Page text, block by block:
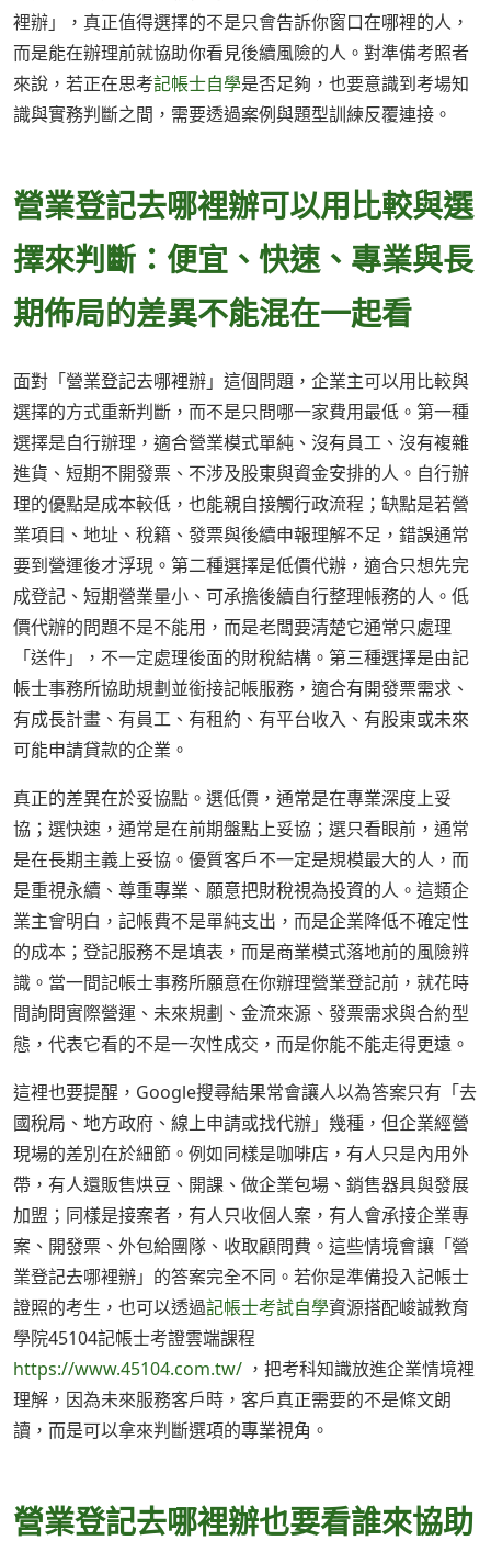
裡辦」，真正值得選擇的不是只會告訴你窗口在哪裡的人，
而是能在辦理前就協助你看見後續風險的人。對準備考照者
來說，若正在思考記帳士自學是否足夠，也要意識到考場知
識與實務判斷之間，需要透過案例與題型訓練反覆連接。
營業登記去哪裡辦可以用比較與選
擇來判斷：便宜、快速、專業與長
期佈局的差異不能混在一起看
面對「營業登記去哪裡辦」這個問題，企業主可以用比較與
選擇的方式重新判斷，而不是只問哪一家費用最低。第一種
選擇是自行辦理，適合營業模式單純、沒有員工、沒有複雜
進貨、短期不開發票、不涉及股東與資金安排的人。自行辦
理的優點是成本較低，也能親自接觸行政流程；缺點是若營
業項目、地址、稅籍、發票與後續申報理解不足，錯誤通常
要到營運後才浮現。第二種選擇是低價代辦，適合只想先完
成登記、短期營業量小、可承擔後續自行整理帳務的人。低
價代辦的問題不是不能用，而是老闆要清楚它通常只處理
「送件」，不一定處理後面的財稅結構。第三種選擇是由記
帳士事務所協助規劃並銜接記帳服務，適合有開發票需求、
有成長計畫、有員工、有租約、有平台收入、有股東或未來
可能申請貸款的企業。
真正的差異在於妥協點。選低價，通常是在專業深度上妥
協；選快速，通常是在前期盤點上妥協；選只看眼前，通常
是在長期主義上妥協。優質客戶不一定是規模最大的人，而
是重視永續、尊重專業、願意把財稅視為投資的人。這類企
業主會明白，記帳費不是單純支出，而是企業降低不確定性
的成本；登記服務不是填表，而是商業模式落地前的風險辨
識。當一間記帳士事務所願意在你辦理營業登記前，就花時
間詢問實際營運、未來規劃、金流來源、發票需求與合約型
態，代表它看的不是一次性成交，而是你能不能走得更遠。
這裡也要提醒，Google搜尋結果常會讓人以為答案只有「去
國稅局、地方政府、線上申請或找代辦」幾種，但企業經營
現場的差別在於細節。例如同樣是咖啡店，有人只是內用外
帶，有人還販售烘豆、開課、做企業包場、銷售器具與發展
加盟；同樣是接案者，有人只收個人案，有人會承接企業專
案、開發票、外包給團隊、收取顧問費。這些情境會讓「營
業登記去哪裡辦」的答案完全不同。若你是準備投入記帳士
證照的考生，也可以透過記帳士考試自學資源搭配峻誠教育
學院45104記帳士考證雲端課程
https://www.45104.com.tw/ ，把考科知識放進企業情境裡
理解，因為未來服務客戶時，客戶真正需要的不是條文朗
讀，而是可以拿來判斷選項的專業視角。
營業登記去哪裡辦也要看誰來協助